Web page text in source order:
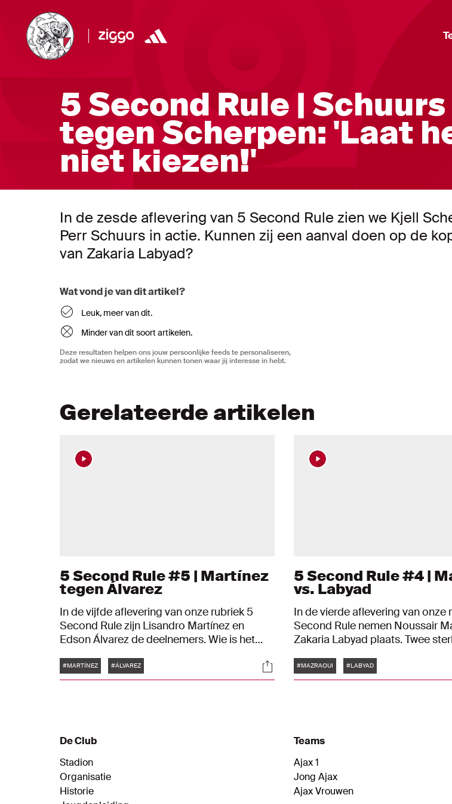
5 Second Rule | Schuurs
tegen Scherpen: 'Laat
niet kiezen!'
In de zesde aflevering van 5 Second Rule zien we Kjell
Perr Schuurs in actie. Kunnen zij een aanval doen op de
van Zakaria Labyad?
Wat vond je van dit artikel?
Leuk, meer van dit.
Minder van dit soort artikelen.
Deze resultaten helpen ons jouw persoonlijke feeds te personaliseren,
zodat we nieuws en artikelen kunnen tonen waar jij interesse in hebt.
Gerelateerde artikelen
5 Second Rule #5 | Martínez
tegen Álvarez
In de vijfde aflevering van onze rubriek 5
Second Rule zijn Lisandro Martínez en
Edson Álvarez de deelnemers. Wie is het
de koppositie?
Tags
#MARTÍNEZ #ÁLVAREZ Socials
5 Second Rule #4 |
vs. Labyad
In de vierde aflevering van onze
Second Rule nemen Noussair
Zakaria Labyad plaats. Twee
koppositie?
Tags
#MAZRAOUI #LABYAD
De Club
Stadion
Organisatie
Historie
Teams
Ajax 1
Jong Ajax
Ajax Vrouwen